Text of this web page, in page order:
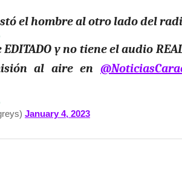
el hombre al otro lado del
y no tiene el audio
al aire en
January 4, 2023